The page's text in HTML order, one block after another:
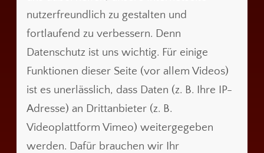
nutzerfreundlich zu gestalten und
fortlaufend zu verbessern. Denn
Datenschutz ist uns wichtig. Für einige
Funktionen dieser Seite (vor allem Videos)
ist es unerlässlich, dass Daten (z. B. Ihre IP-
Adresse) an Drittanbieter (z. B.
Videoplattform Vimeo) weitergegeben
werden. Dafür brauchen wir Ihr